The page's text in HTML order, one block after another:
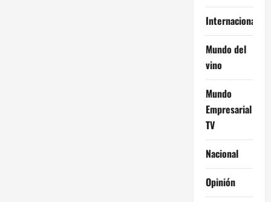
Internacional
Mundo del
vino
Mundo
Empresarial
TV
Nacional
Opinión